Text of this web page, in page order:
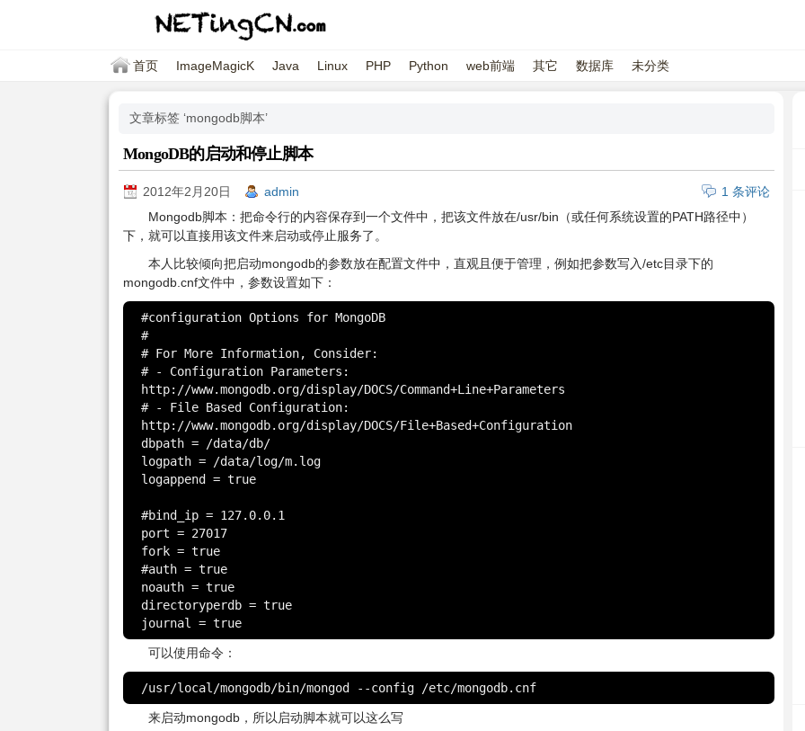
首页 ImageMagicK Java Linux PHP Python web前端 其它 数据库 未分类
文章标签 ‘mongodb脚本’
MongoDB的启动和停止脚本
2012年2月20日 admin
1 条评论
Mongodb脚本：把命令行的内容保存到一个文件中，把该文件放在/usr/bin（或任何系统设置的PATH路径中）
下，就可以直接用该文件来启动或停止服务了。
本人比较倾向把启动mongodb的参数放在配置文件中，直观且便于管理，例如把参数写入/etc目录下的
mongodb.cnf文件中，参数设置如下：
#configuration Options for MongoDB
#
# For More Information, Consider:
# - Configuration Parameters:
http://www.mongodb.org/display/DOCS/Command+Line+Parameters
# - File Based Configuration:
http://www.mongodb.org/display/DOCS/File+Based+Configuration
dbpath = /data/db/
logpath = /data/log/m.log
logappend = true
#bind_ip = 127.0.0.1
port = 27017
fork = true
#auth = true
noauth = true
directoryperdb = true
journal = true
可以使用命令：
/usr/local/mongodb/bin/mongod --config /etc/mongodb.cnf
来启动mongodb，所以启动脚本就可以这么写